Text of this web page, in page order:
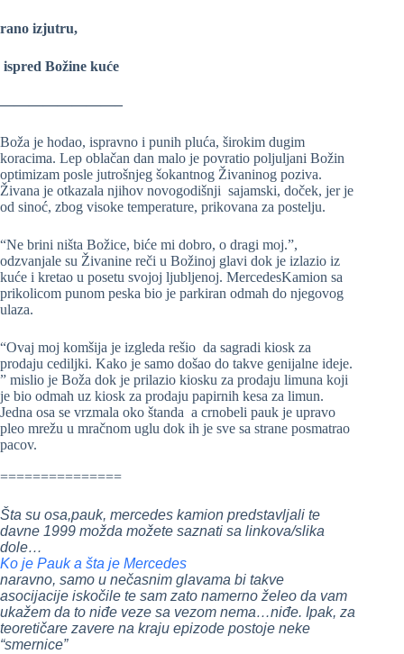
rano izjutru,
ispred Božine kuće
————————–
Boža je hodao, ispravno i punih pluća, širokim dugim
koracima. Lep oblačan dan malo je povratio poljuljani Božin
optimizam posle jutrošnjeg šokantnog Živaninog poziva.
Živana je otkazala njihov novogodišnji sajamski, doček, jer je
od sinoć, zbog visoke temperature, prikovana za postelju.
“Ne brini ništa Božice, biće mi dobro, o dragi moj.”,
odzvanjale su Živanine reči u Božinoj glavi dok je izlazio iz
kuće i kretao u posetu svojoj ljubljenoj. MercedesKamion sa
prikolicom punom peska bio je parkiran odmah do njegovog
ulaza.
“Ovaj moj komšija je izgleda rešio da sagradi kiosk za
prodaju cediljki. Kako je samo došao do takve genijalne ideje.
” mislio je Boža dok je prilazio kiosku za prodaju limuna koji
je bio odmah uz kiosk za prodaju papirnih kesa za limun.
Jedna osa se vrzmala oko štanda a crnobeli pauk je upravo
pleo mrežu u mračnom uglu dok ih je sve sa strane posmatrao
pacov.
===============
Šta su osa,pauk, mercedes kamion predstavljali te
davne 1999 možda možete saznati sa linkova/slika
dole…
Ko je Pauk a šta je Mercedes
naravno, samo u nečasnim glavama bi takve
asocijacije iskočile te sam zato namerno želeo da vam
ukažem da to niđe veze sa vezom nema…niđe. Ipak, za
teoretičare zavere na kraju epizode postoje neke
“smernice”